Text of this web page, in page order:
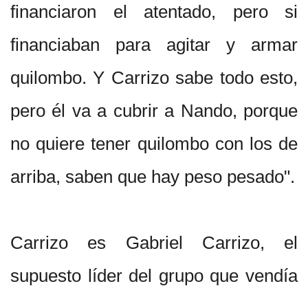
financiaron el atentado, pero si
financiaban para agitar y armar
quilombo. Y Carrizo sabe todo esto,
pero él va a cubrir a Nando, porque
no quiere tener quilombo con los de
arriba, saben que hay peso pesado".
Carrizo es Gabriel Carrizo, el
supuesto líder del grupo que vendía